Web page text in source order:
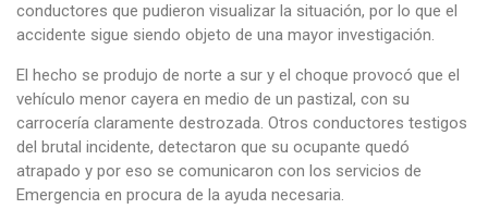
conductores que pudieron visualizar la situación, por lo que el
accidente sigue siendo objeto de una mayor investigación.
El hecho se produjo de norte a sur y el choque provocó que el
vehículo menor cayera en medio de un pastizal, con su
carrocería claramente destrozada. Otros conductores testigos
del brutal incidente, detectaron que su ocupante quedó
atrapado y por eso se comunicaron con los servicios de
Emergencia en procura de la ayuda necesaria.